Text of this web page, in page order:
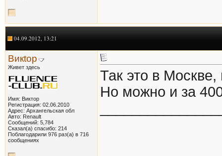
04.09.2012, 13:21
Викtор
Живет здесь
Имя: Виктор
Регистрация: 02.06.2010
Адрес: Архангельская обл
Авто: Renault
Сообщений: 5,784
Сказал(а) спасибо: 214
Поблагодарили 976 раз(а) в 716
сообщениях
Так это в Москве,
Но можно и за